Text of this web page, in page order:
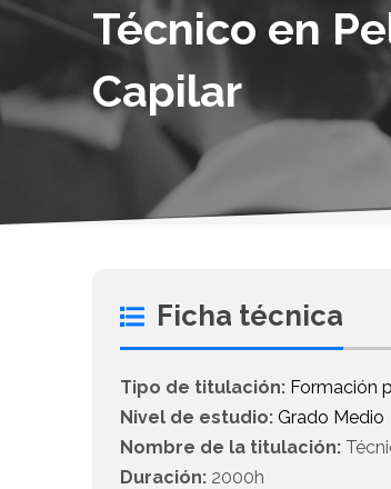
Técnico en
Capilar
Ficha técnica
Tipo de titulación: Formación
Nivel de estudio: Grado Medio
Nombre de la titulación:
Duración: 2000h